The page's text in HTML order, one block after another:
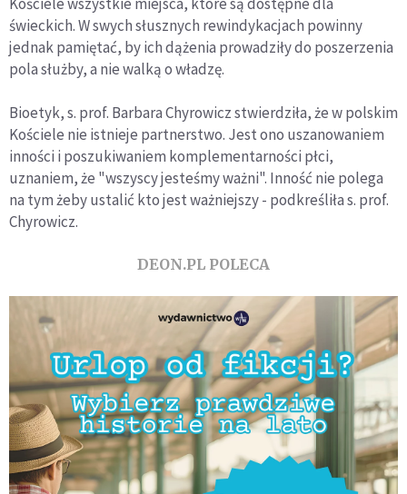
świeckich. W swych słusznych rewindykacjach powinny
jednak pamiętać, by ich dążenia prowadziły do poszerzenia
pola służby, a nie walką o władzę.
Bioetyk, s. prof. Barbara Chyrowicz stwierdziła, że w polskim
Kościele nie istnieje partnerstwo. Jest ono uszanowaniem
inności i poszukiwaniem komplementarności płci,
uznaniem, że "wszyscy jesteśmy ważni". Inność nie polega
na tym żeby ustalić kto jest ważniejszy - podkreśliła s. prof.
Chyrowicz.
DEON.PL POLECA